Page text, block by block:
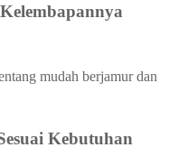
mudah berjamur dan
Kebutuhan